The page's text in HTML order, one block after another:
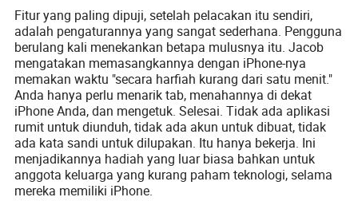
Fitur yang paling dipuji, setelah pelacakan itu sendiri,
adalah pengaturannya yang sangat sederhana. Pengguna
berulang kali menekankan betapa mulusnya itu. Jacob
mengatakan memasangkannya dengan iPhone-nya
memakan waktu "secara harfiah kurang dari satu menit."
Anda hanya perlu menarik tab, menahannya di dekat
iPhone Anda, dan mengetuk. Selesai. Tidak ada aplikasi
rumit untuk diunduh, tidak ada akun untuk dibuat, tidak
ada kata sandi untuk dilupakan. Itu hanya bekerja. Ini
menjadikannya hadiah yang luar biasa bahkan untuk
anggota keluarga yang kurang paham teknologi, selama
mereka memiliki iPhone.